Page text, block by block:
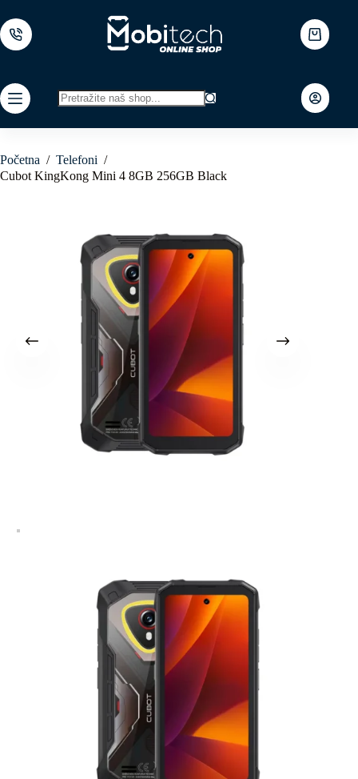
to
content
Shopping
cart
results
Početna / Telefoni /
Cubot KingKong Mini 4 8GB 256GB Black